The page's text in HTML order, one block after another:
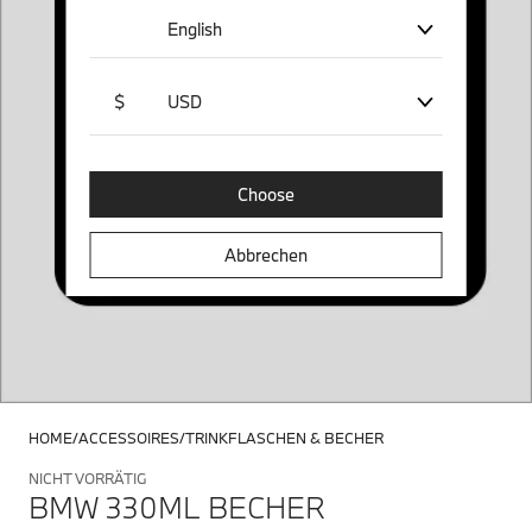
HOME ACCESSOIRES TRINKFLASCHEN & BECHER
NICHT VORRÄTIG
BMW 330ML BECHER
English
$ USD
Choose
Abbrechen